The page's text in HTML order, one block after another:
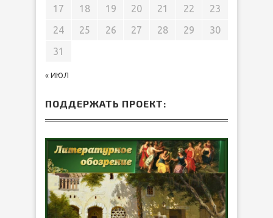
« ИЮЛ
17
18 19 20 21 22
23
24
25 26 27 28 29
30
31
ПОДДЕРЖАТЬ ПРОЕКТ: